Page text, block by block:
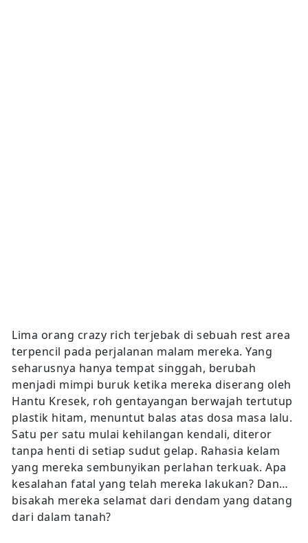
Lima orang crazy rich terjebak di sebuah rest area
terpencil pada perjalanan malam mereka. Yang
seharusnya hanya tempat singgah, berubah
menjadi mimpi buruk ketika mereka diserang oleh
Hantu Kresek, roh gentayangan berwajah tertutup
plastik hitam, menuntut balas atas dosa masa lalu.
Satu per satu mulai kehilangan kendali, diteror
tanpa henti di setiap sudut gelap. Rahasia kelam
yang mereka sembunyikan perlahan terkuak. Apa
kesalahan fatal yang telah mereka lakukan? Dan…
bisakah mereka selamat dari dendam yang datang
dari dalam tanah?